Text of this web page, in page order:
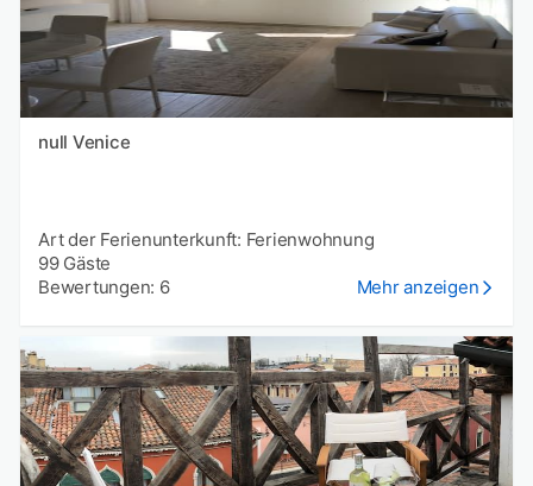
null Venice
Art der Ferienunterkunft: Ferienwohnung
99 Gäste
Bewertungen: 6
Mehr anzeigen